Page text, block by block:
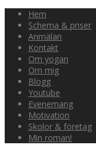
Hem
Schema & priser
Anmälan
Kontakt
Om yogan
Om mig
Blogg
Youtube
Evenemang
Motivation
Skolor & företag
Min roman!